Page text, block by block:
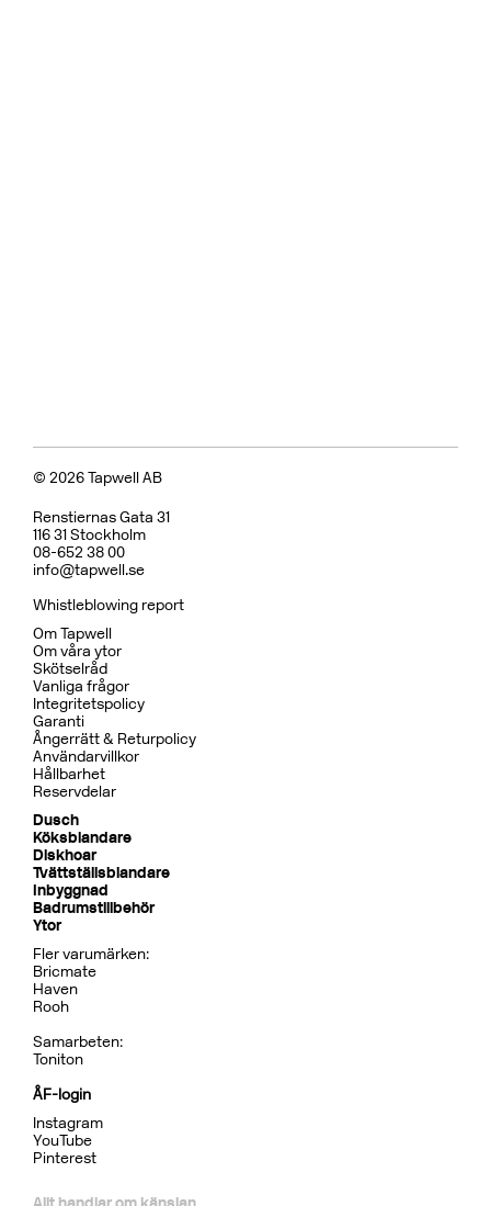
© 2026 Tapwell AB
Renstiernas Gata 31
116 31 Stockholm
08-652 38 00
info@tapwell.se
Whistleblowing report
Om Tapwell
Om våra ytor
Skötselråd
Vanliga frågor
Integritetspolicy
Garanti
Ångerrätt & Returpolicy
Användarvillkor
Hållbarhet
Reservdelar
Dusch
Köksblandare
Diskhoar
Tvättställsblandare
Inbyggnad
Badrumstillbehör
Ytor
Fler varumärken:
Bricmate
Haven
Rooh
Samarbeten:
Toniton
ÅF-login
Instagram
YouTube
Pinterest